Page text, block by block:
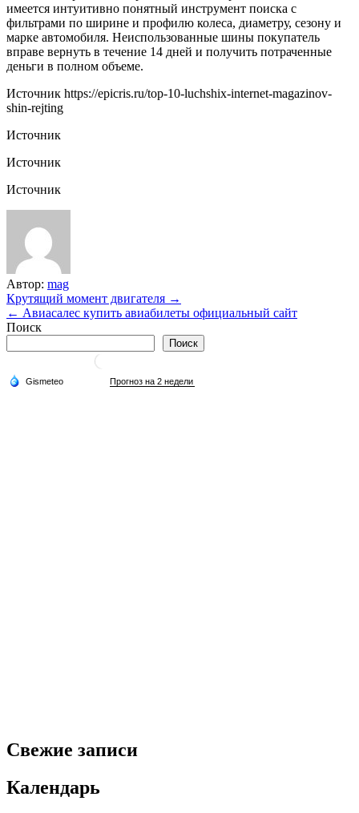
имеется интуитивно понятный инструмент поиска с
фильтрами по ширине и профилю колеса, диаметру, сезону и
марке автомобиля. Неиспользованные шины покупатель
вправе вернуть в течение 14 дней и получить потраченные
деньги в полном объеме.
Источник https://epicris.ru/top-10-luchshix-internet-magazinov-
shin-rejting
Источник
Источник
Источник
Автор: mag
Навигация
по
Крутящий момент двигателя →
← Авиасалес купить авиабилеты официальный сайт
Поиск
Поиск
Свежие записи
Календарь